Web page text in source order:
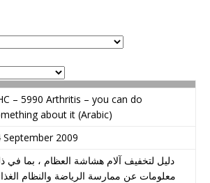
– 5990 Arthritis – you can do
about it (Arabic)
September 2009
دليل لتخفيف آلام هشاشة العظام ، بما في
معلومات عن ممارسة الرياضة والنظام